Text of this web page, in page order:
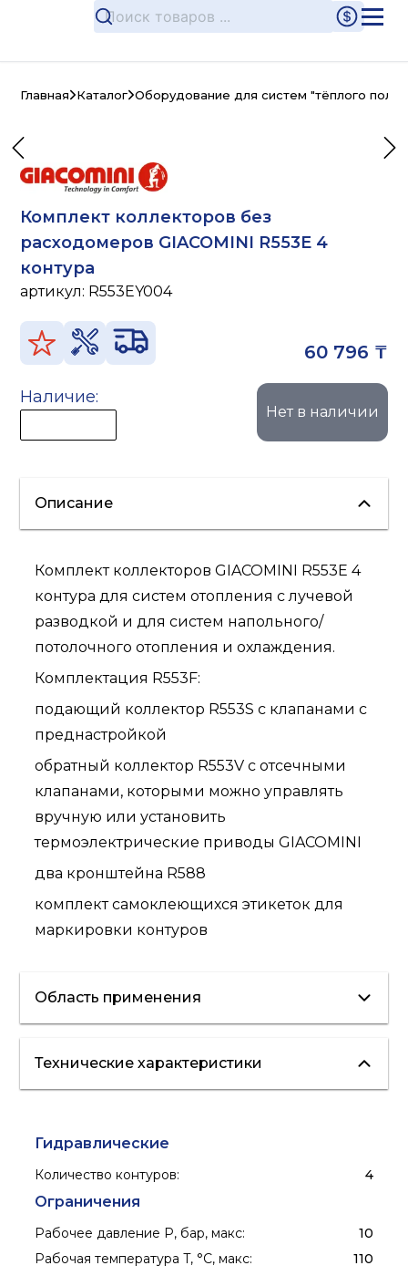
Главная Каталог Оборудование для систем "тёплого пола"
Комплект коллекторов без
расходомеров GIACOMINI R553E 4
контура
артикул: R553EY004
60 796 ₸
Наличие:
Нет в наличии
Описание
Комплект коллекторов GIACOMINI R553E 4
контура для систем отопления с лучевой
разводкой и для систем напольного/
потолочного отопления и охлаждения.
Комплектация R553F:
подающий коллектор R553S с клапанами с
преднастройкой
обратный коллектор R553V с отсечными
клапанами, которыми можно управлять
вручную или установить
термоэлектрические приводы GIACOMINI
два кронштейна R588
комплект самоклеющихся этикеток для
маркировки контуров
Область применения
отопление
холодоснабжение
Технические характеристики
Гидравлические
Количество контуров: 4
Ограничения
Рабочее давление P, бар, макс:
10
Рабочая температура T, °C, макс: 110